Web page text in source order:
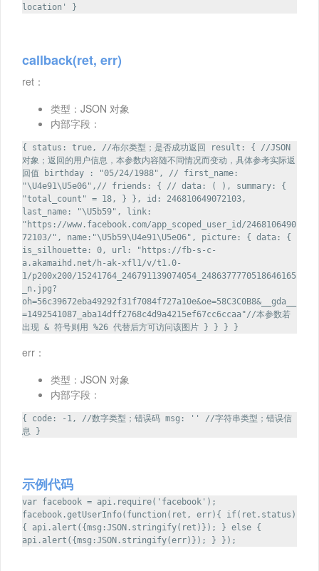
location' }
callback(ret, err)
ret：
类型：JSON 对象
内部字段：
{ status: true, //布尔类型；是否成功返回 result: { //JSON
对象；返回的用户信息，本参数内容随不同情况而变动，具体参考实际返
回值 birthday : "05/24/1988", // first_name:
"\U4e91\U5e06",// friends: { // data: ( ), summary: {
"total_count" = 18, } }, id: 246810649072103,
last_name: "\U5b59", link:
"https://www.facebook.com/app_scoped_user_id/2468106490
72103/", name:"\U5b59\U4e91\U5e06", picture: { data: {
is_silhouette: 0, url: "https://fb-s-c-
a.akamaihd.net/h-ak-xfl1/v/t1.0-
1/p200x200/15241764_246791139074054_2486377770518646165
_n.jpg?
oh=56c39672eba49292f31f7084f727a10e&oe=58C3C0B8&__gda__
=1492541087_aba14dff2768c4d9a4215ef67cc6ccaa"//本参数若
出现 & 符号则用 %26 代替后方可访问该图片 } } } }
err：
类型：JSON 对象
内部字段：
{ code: -1, //数字类型；错误码 msg: '' //字符串类型；错误信
息 }
示例代码
var facebook = api.require('facebook');
facebook.getUserInfo(function(ret, err){ if(ret.status)
{ api.alert({msg:JSON.stringify(ret)}); } else {
api.alert({msg:JSON.stringify(err)}); } });